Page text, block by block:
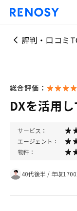
評判・口コミ
総合評価：
DXを活用
サービス：
エージェント：
物件：
40代後半 / 年収